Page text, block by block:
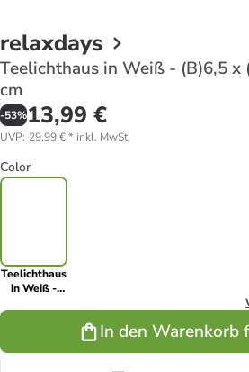
relaxdays
Teelichthaus in Weiß - (B)6,5 x
cm
-53%13,99 €
UVP: 29,99 €* inkl. MwSt.
Color
Teelichthaus
in Weiß -
(H)12 x (T)6
In den Warenkorb